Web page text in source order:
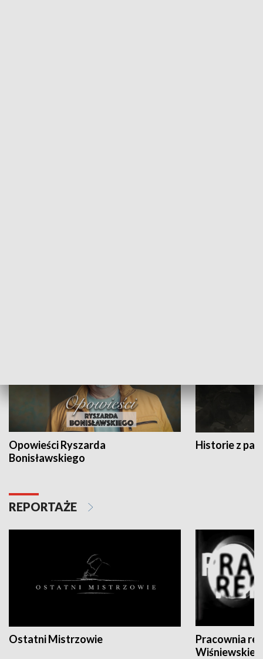
Opowieści Ryszarda
Bonisławskiego
Historie z
REPORTAŻE
Ostatni Mistrzowie
Pracownia